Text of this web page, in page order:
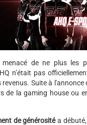
de ne plus les
n’était pas
Suite à
de la gaming house ou
de générositéa débuté,